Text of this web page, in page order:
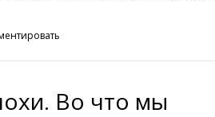
Во что мы